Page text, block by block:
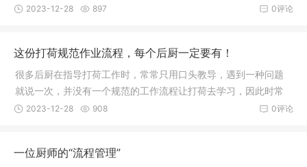
锅师
0评论
2023-12-28 897
这份打荷规范作业流程，每个后厨一定要有！
很多后厨在指导打荷工作时，常常只用口头教导，遇到一种问题
就说一次，并没有一个规范的工作流程让打荷去学习，因此时常
出现工作
0评论
2023-12-28 908
一位厨师的“流程管理”